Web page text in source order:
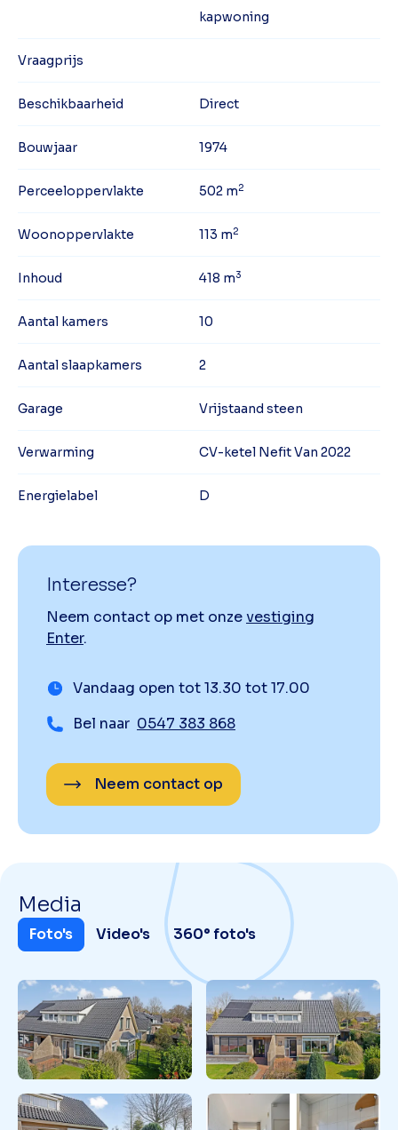
kapwoning
Vraagprijs
Beschikbaarheid Direct
Bouwjaar 1974
Perceeloppervlakte 502 m2
Woonoppervlakte 113 m2
Inhoud 418 m3
Aantal kamers 10
Aantal slaapkamers 2
Garage Vrijstaand steen
Verwarming CV-ketel Nefit Van 2022
Energielabel D
Interesse?
Neem contact op met onzevestiging
Enter.
Vandaag open tot 13.30 tot 17.00
Bel naar 0547 383 868
Neem contact op
Media
Foto's Video's 360° foto's